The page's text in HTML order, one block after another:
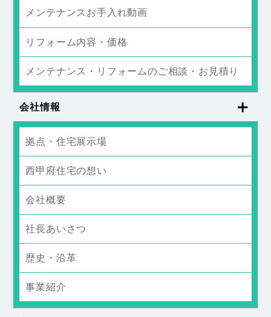
メンテナンスお手入れ動画
リフォーム内容・価格
メンテナンス・リフォームのご相談・お見積り
会社情報
拠点・住宅展示場
西甲府住宅の想い
会社概要
社長あいさつ
歴史・沿革
事業紹介